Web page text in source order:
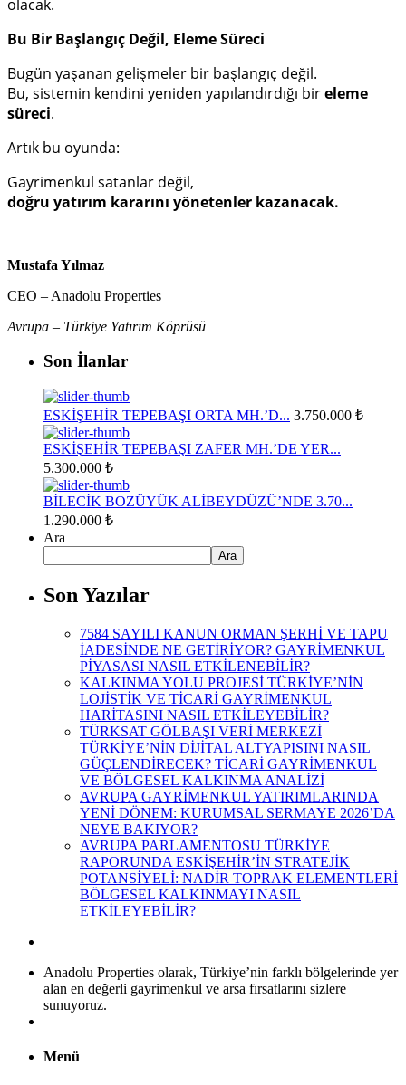
olacak.
Bu Bir Başlangıç Değil, Eleme Süreci
Bugün yaşanan gelişmeler bir başlangıç değil.
Bu, sistemin kendini yeniden yapılandırdığı bireleme
süreci.
Artık bu oyunda:
Gayrimenkul satanlar değil,
doğru yatırım kararını yönetenler kazanacak.
Mustafa Yılmaz
CEO – Anadolu Properties
Avrupa – Türkiye Yatırım Köprüsü
Son İlanlar
ESKİŞEHİR TEPEBAŞI ORTA MH.’D... 3.750.000 ₺
ESKİŞEHİR TEPEBAŞI ZAFER MH.’DE YER...
5.300.000 ₺
BİLECİK BOZÜYÜK ALİBEYDÜZÜ’NDE 3.70...
1.290.000 ₺
Ara
Ara
Son Yazılar
7584 SAYILI KANUN ORMAN ŞERHİ VE TAPU
İADESİNDE NE GETİRİYOR? GAYRİMENKUL
PİYASASI NASIL ETKİLENEBİLİR?
KALKINMA YOLU PROJESİ TÜRKİYE’NİN
LOJİSTİK VE TİCARİ GAYRİMENKUL
HARİTASINI NASIL ETKİLEYEBİLİR?
TÜRKSAT GÖLBAŞI VERİ MERKEZİ
TÜRKİYE’NİN DİJİTAL ALTYAPISINI NASIL
GÜÇLENDİRECEK? TİCARİ GAYRİMENKUL
VE BÖLGESEL KALKINMA ANALİZİ
AVRUPA GAYRİMENKUL YATIRIMLARINDA
YENİ DÖNEM: KURUMSAL SERMAYE 2026’DA
NEYE BAKIYOR?
AVRUPA PARLAMENTOSU TÜRKİYE
RAPORUNDA ESKİŞEHİR’İN STRATEJİK
POTANSİYELİ: NADİR TOPRAK ELEMENTLERİ
BÖLGESEL KALKINMAYI NASIL
ETKİLEYEBİLİR?
Anadolu Properties olarak, Türkiye’nin farklı bölgelerinde yer
alan en değerli gayrimenkul ve arsa fırsatlarını sizlere
sunuyoruz.
Menü